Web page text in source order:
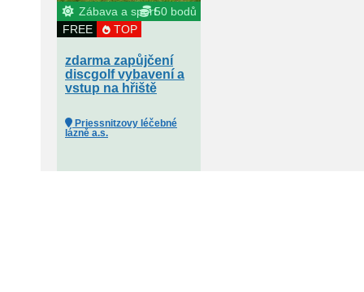
Zábava a sport50 bodů
FREE
TOP
zdarma zapůjčení
discgolf vybavení a
vstup na hřiště
Priessnitzovy léčebné
lázně a.s.